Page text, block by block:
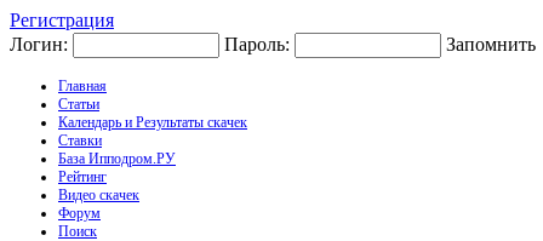
Регистрация
Логин:
Пароль: Запомнить
Главная
Статьи
Календарь и Результаты скачек
Ставки
База Ипподром.РУ
Рейтинг
Видео скачек
Форум
Поиск